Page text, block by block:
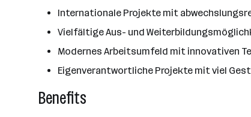
Internationale Projekte mit
Vielfältige Aus- und
Modernes Arbeitsumfeld mit innovativen
Eigenverantwortliche Projekte mit viel
Benefits